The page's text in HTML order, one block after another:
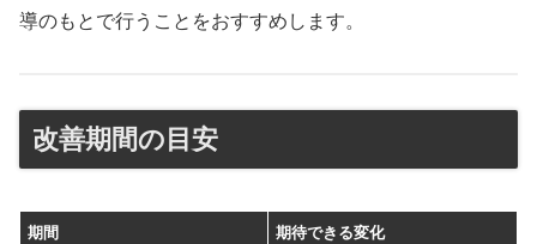
導のもとで行うことをおすすめします。
改善期間の目安
期間 期待できる変化